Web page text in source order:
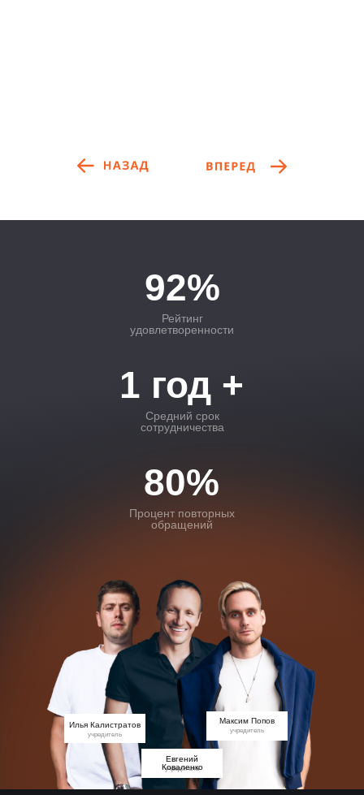
Максим Попов
учредитель
Евгений
Коваленко
учредитель
Илья Калистратов
Процент повторных
обращений
80%
Средний срок
сотрудничества
1 год +
Рейтинг
удовлетворенности
92%
учредитель